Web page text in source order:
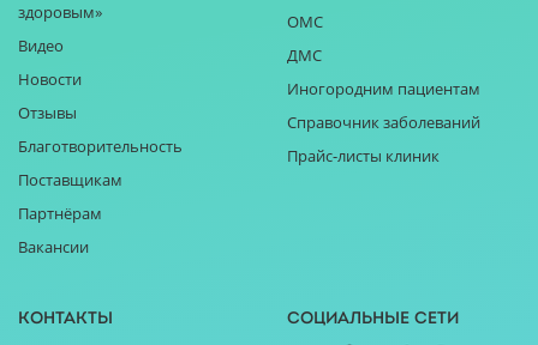
здоровым»
Видео
Новости
Отзывы
Благотворительность
Поставщикам
Партнёрам
Вакансии
ОМС
ДМС
Иногородним пациентам
Справочник заболеваний
Прайс-листы клиник
Контакты Социальные сети